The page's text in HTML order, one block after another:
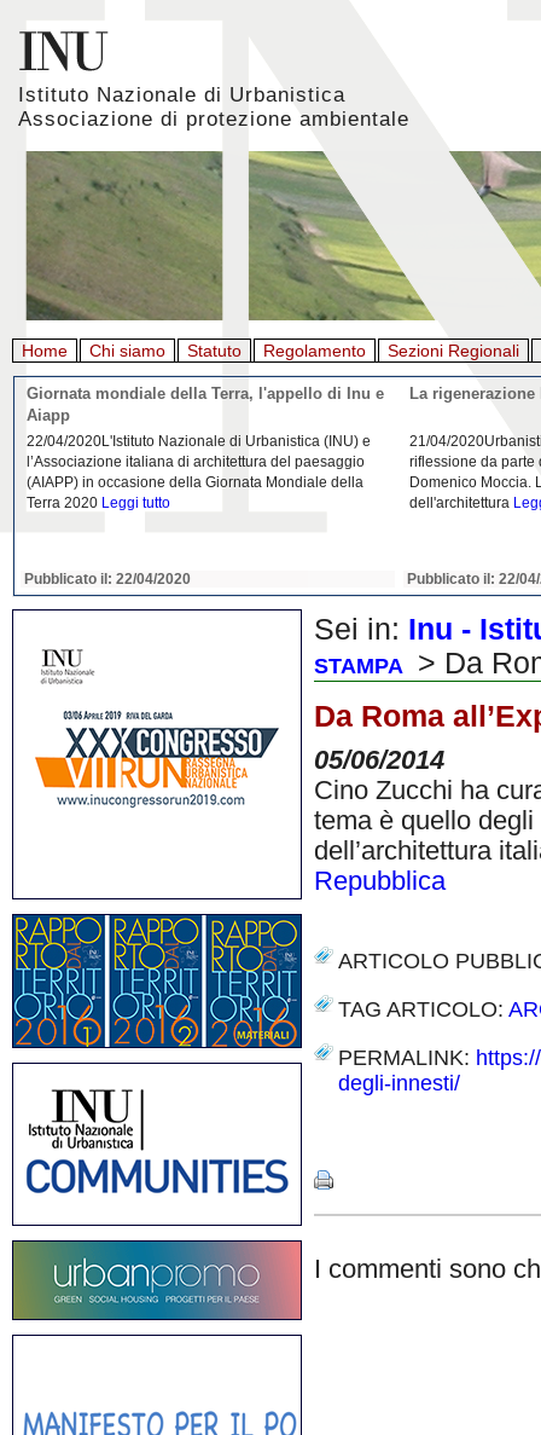
Istituto Nazionale di Urbanistica
Associazione di protezione ambientale
Home Chi siamo Statuto Regolamento Sezioni Regionali
Giornata mondiale della Terra, l'appello di Inu e
Aiapp
22/04/2020L'Istituto Nazionale di Urbanistica (INU) e
l’Associazione italiana di architettura del paesaggio
(AIAPP) in occasione della Giornata Mondiale della
Terra 2020 Leggi tutto
Pubblicato il: 22/04/2020
La
21/04/
riflessione da parte
Domenico Moccia.
dell'architettura
Pubblicato il: 22/
Sei in: Inu -
STAMPA
> Da
Da Roma
05/06/2014
Cino Zucchi ha
tema è quello degli
dell’architettura
Repubblica
ARTICOLO
TAG ARTICOLO:
PERMALINK:
degli-innesti/
I commenti sono